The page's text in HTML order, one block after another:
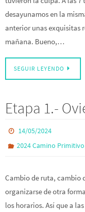
desayunamos en la
anterior unas exquisitas
mañana. Bueno,…
SEGUIR LEYENDO
Etapa 1.-
14/05/2024
2024 Camino Primitivo
Cambio de ruta, cambio
organizarse de otra
los horarios. Así que a